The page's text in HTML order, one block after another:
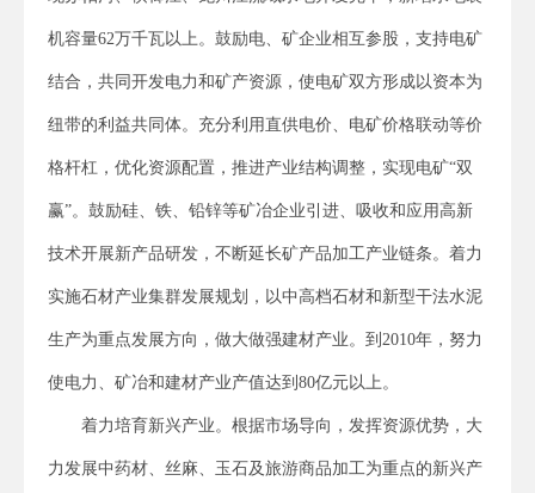
机容量62万千瓦以上。鼓励电、矿企业相互参股，支持电矿
结合，共同开发电力和矿产资源，使电矿双方形成以资本为
纽带的利益共同体。充分利用直供电价、电矿价格联动等价
格杆杠，优化资源配置，推进产业结构调整，实现电矿“双
赢”。鼓励硅、铁、铅锌等矿冶企业引进、吸收和应用高新
技术开展新产品研发，不断延长矿产品加工产业链条。着力
实施石材产业集群发展规划，以中高档石材和新型干法水泥
生产为重点发展方向，做大做强建材产业。到2010年，努力
使电力、矿冶和建材产业产值达到80亿元以上。
着力培育新兴产业。根据市场导向，发挥资源优势，大
力发展中药材、丝麻、玉石及旅游商品加工为重点的新兴产